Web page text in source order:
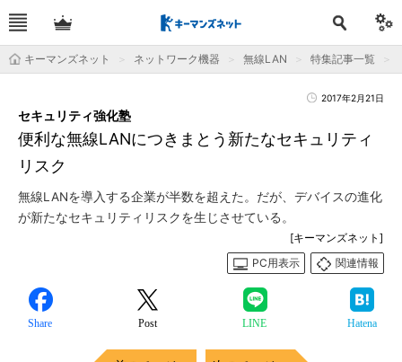
キーマンズネット ネットワーク機器 無線LAN 特集記事一覧
2017年2月21日
便利な無線LANにつきまとう新たなセキュリティ
リスク
セキュリティ強化塾
無線LANを導入する企業が半数を超えた。だが、デバイスの進化
が新たなセキュリティリスクを生じさせている。
[キーマンズネット]
PC用表示
関連情報
Share Post LINE Hatena